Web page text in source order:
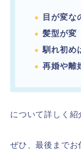
目が変な
髪型が変
馴れ初め
再婚や離
について詳しく紹
ぜひ、最後までお